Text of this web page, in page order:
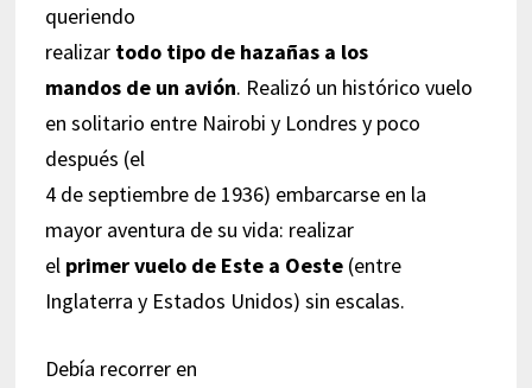
queriendo
realizar todo tipo de hazañas a los
mandos de un avión. Realizó un histórico vuelo
en solitario entre Nairobi y Londres y poco
después (el
4 de septiembre de 1936) embarcarse en la
mayor aventura de su vida: realizar
el primer vuelo de Este a Oeste(entre
Inglaterra y Estados Unidos) sin escalas.
Debía recorrer en